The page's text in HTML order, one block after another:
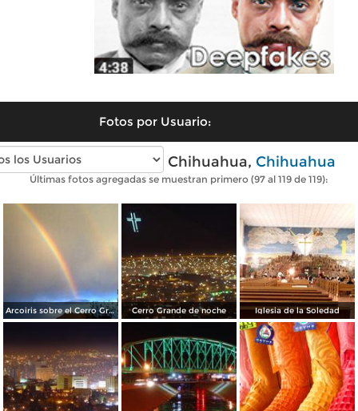
Fotos por Usuario:
Fotos modernas de Chihuahua, Chihuahua
Últimas fotos agregadas se muestran primero (97 al 119 de 119):
Arcoiris sobre el Cerro Grande Cerro Grande de noche Iglesia de la Soledad